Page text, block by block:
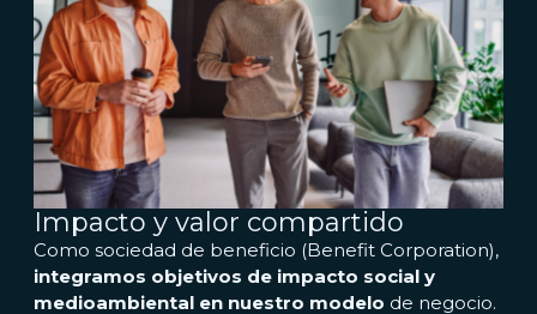
Impacto y valor compartido
Como sociedad de beneficio (Benefit Corporation),
integramos objetivos de impacto social y
medioambiental en nuestro modelo de negocio.